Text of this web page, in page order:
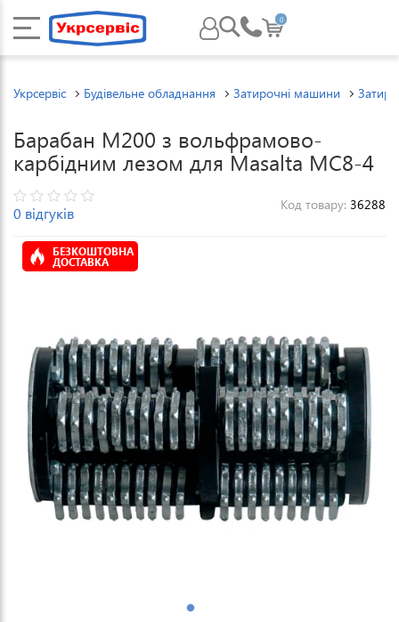
0
Укрсервіс Будівельне обладнання Затирочні машини
Барабан M200 з вольфрамово-
карбідним лезом для Masalta MC8-4
0 відгуків Код товару: 36288
БЕЗКОШТОВНА
ДОСТАВКА